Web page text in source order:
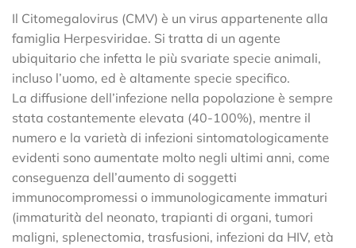
Il Citomegalovirus (CMV) è un virus appartenente alla
famiglia Herpesviridae. Si tratta di un agente
ubiquitario che infetta le più svariate specie animali,
incluso l’uomo, ed è altamente specie specifico.
La diffusione dell’infezione nella popolazione è sempre
stata costantemente elevata (40-100%), mentre il
numero e la varietà di infezioni sintomatologicamente
evidenti sono aumentate molto negli ultimi anni, come
conseguenza dell’aumento di soggetti
immunocompromessi o immunologicamente immaturi
(immaturità del neonato, trapianti di organi, tumori
maligni, splenectomia, trasfusioni, infezioni da HIV, età